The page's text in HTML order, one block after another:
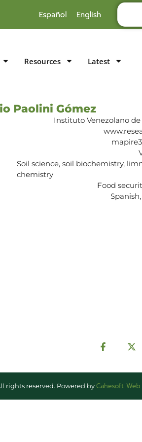
Español English
Resources Latest
Paolini Gómez
Instituto Venezolano
Soil science, soil biochemistry,
chemistry
Food
rights reserved. Powered byCahesoft